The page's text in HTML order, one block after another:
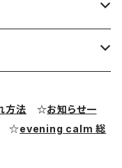
方法 ☆お知らせ一
☆evening calm 総